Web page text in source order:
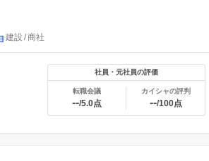
建設 商社
社員・元社員の評価
転職会議
--/5.0点
カイシャの評判
--/100点